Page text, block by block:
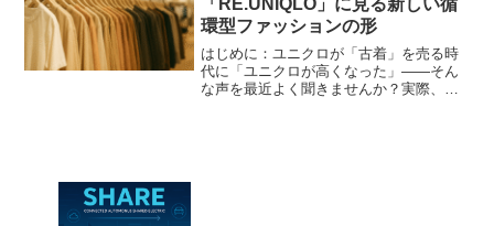
「RE.UNIQLO」に見る新しい循
環型ファッションの形
はじめに：ユニクロが「古着」を売る時
代に「ユニクロが高くなった」――そん
な声を最近よく聞きませんか？実際、ベ